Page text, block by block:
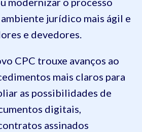
jurídico mais ágil e
e devedores.
CPC trouxe avanços ao
mais claros para
as possibilidades de
digitais,
assinados